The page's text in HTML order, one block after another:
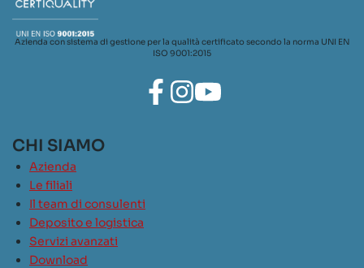
Azienda con sistema di gestione per la qualità certificato secondo la norma UNI EN
ISO 9001:2015
CHI SIAMO
Azienda
Le filiali
Il team di consulenti
Deposito e logistica
Servizi avanzati
Download